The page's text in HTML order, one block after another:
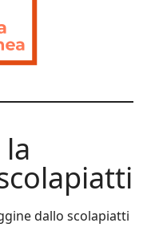
dallo scolapiatti